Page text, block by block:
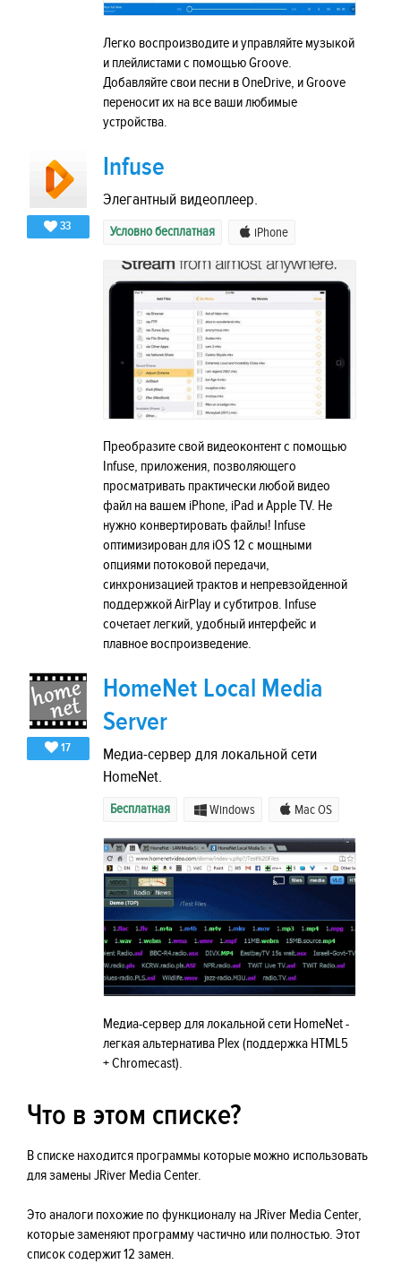
Легко воспроизводите и управляйте музыкой
и плейлистами с помощью Groove.
Добавляйте свои песни в OneDrive, и Groove
переносит их на все ваши любимые
устройства.
33
Infuse
Элегантный видеоплеер.
Условно бесплатная iPhone
Преобразите свой видеоконтент с помощью
Infuse, приложения, позволяющего
просматривать практически любой видео
файл на вашем iPhone, iPad и Apple TV. Не
нужно конвертировать файлы! Infuse
оптимизирован для iOS 12 с мощными
опциями потоковой передачи,
синхронизацией трактов и непревзойденной
поддержкой AirPlay и субтитров. Infuse
сочетает легкий, удобный интерфейс и
плавное воспроизведение.
17
HomeNet Local Media
Server
Медиа-сервер для локальной сети
HomeNet.
Бесплатная Windows Mac OS
Медиа-сервер для локальной сети HomeNet -
легкая альтернатива Plex (поддержка HTML5
+ Chromecast).
Что в этом списке?
В списке находится программы которые можно использовать
для замены JRiver Media Center.
Это аналоги похожие по функционалу на JRiver Media Center,
которые заменяют программу частично или полностью. Этот
список содержит 12 замен.